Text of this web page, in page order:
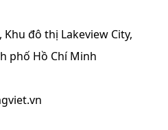
đô thị Lakeview City,
phố Hồ Chí Minh